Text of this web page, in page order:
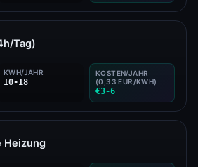
Tag)
KWH/JAHR
10-18
KOSTEN/JAHR
(0,33 EUR/KWH)
€3-6
Heizung